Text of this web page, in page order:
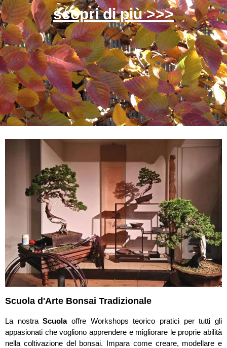
scopri di più >>>
Scuola d'Arte Bonsai Tradizionale
La nostraScuolaoffre Workshops teorico pratici per tutti gli
appasionati che vogliono apprendere e migliorare le proprie abilità
nella coltivazione del bonsai. Impara come creare, modellare e